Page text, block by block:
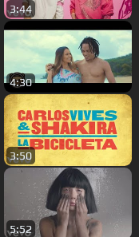
3:44
4:30
3:50
5:52